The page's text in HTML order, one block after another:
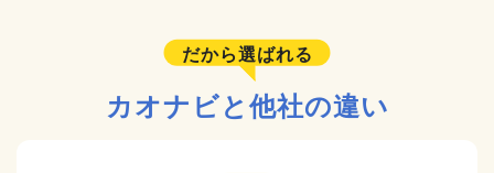
だから選ばれる
カオナビと他社の違い